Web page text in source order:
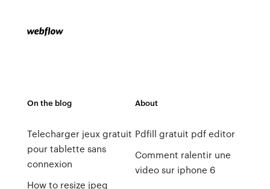
On the blog
Telecharger jeux gratuit
pour tablette sans
connexion
How to resize jpeg
About
Pdfill gratuit pdf editor
Comment ralentir une
video sur iphone 6